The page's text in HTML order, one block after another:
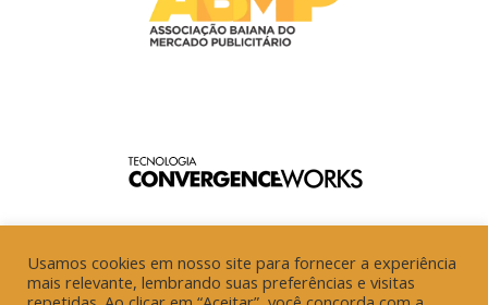
Usamos cookies em nosso site para fornecer a experiência
mais relevante, lembrando suas preferências e visitas